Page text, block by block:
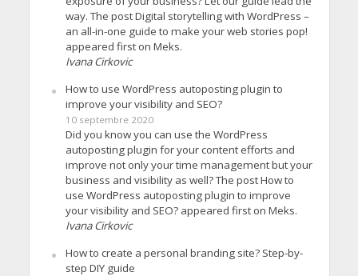
way. The post Digital storytelling with WordPress –
an all-in-one guide to make your web stories pop!
appeared first on Meks.
Ivana Cirkovic
How to use WordPress autoposting plugin to
improve your visibility and SEO?
10 septembre 2020
Did you know you can use the WordPress
autoposting plugin for your content efforts and
improve not only your time management but your
business and visibility as well? The post How to
use WordPress autoposting plugin to improve
your visibility and SEO? appeared first on Meks.
Ivana Cirkovic
How to create a personal branding site? Step-by-
step DIY guide